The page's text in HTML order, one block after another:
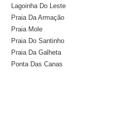
Lagoinha Do Leste
Praia Da Armação
Praia Mole
Praia Do Santinho
Praia Da Galheta
Ponta Das Canas